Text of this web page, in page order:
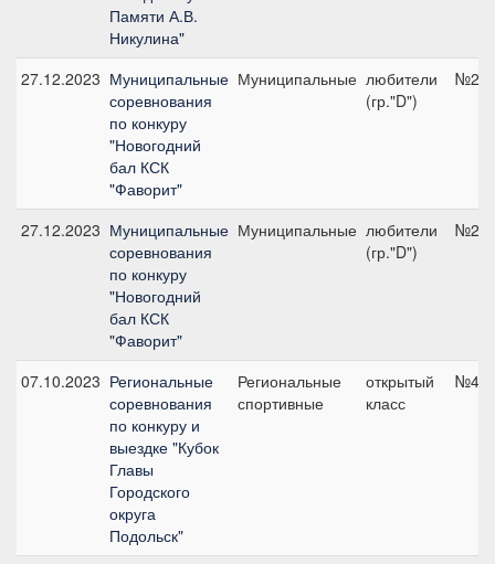
Памяти А.В.
Никулина"
27.12.2023 Муниципальные
соревнования
по конкуру
"Новогодний
бал КСК
"Фаворит"
Муниципальные любители
(гр."D")
№2В,
27.12.2023 Муниципальные
соревнования
по конкуру
"Новогодний
бал КСК
"Фаворит"
Муниципальные любители
(гр."D")
№2С,
07.10.2023 Региональные
соревнования
по конкуру и
выездке "Кубок
Главы
Городского
округа
Подольск"
Региональные
спортивные
открытый
класс
№4б,